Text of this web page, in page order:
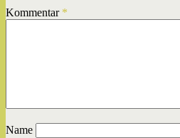
Kommentar *
Name